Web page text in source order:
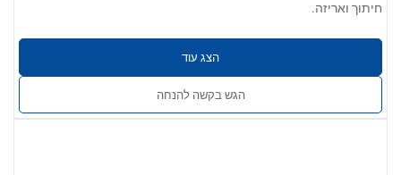
חיתוך ואריזה.
הצג עוד
הגש בקשה להנחה